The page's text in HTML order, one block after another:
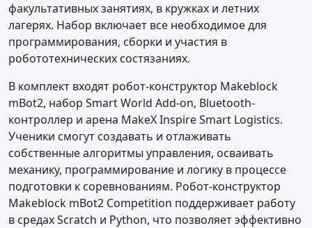
факультативных занятиях, в кружках и летних
лагерях. Набор включает все необходимое для
программирования, сборки и участия в
робототехнических состязаниях.
В комплект входят робот-конструктор Makeblock
mBot2, набор Smart World Add-on, Bluetooth-
контроллер и арена MakeX Inspire Smart Logistics.
Ученики смогут создавать и отлаживать
собственные алгоритмы управления, осваивать
механику, программирование и логику в процессе
подготовки к соревнованиям. Робот-конструктор
Makeblock mBot2 Competition поддерживает работу
в средах Scratch и Python, что позволяет эффективно